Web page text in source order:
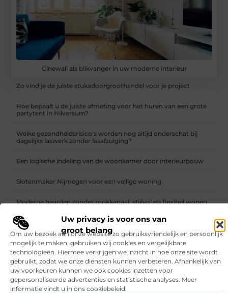
Uw privacy is voor ons van
groot belang
Om uw bezoek aan onze website zo gebruiksvriendelijk en persoonlijk
mogelijk te maken, gebruiken wij cookies en vergelijkbare
technologieën. Hiermee verkrijgen we inzicht in hoe onze site wordt
gebruikt, zodat we onze diensten kunnen verbeteren. Afhankelijk van
uw voorkeuren kunnen we ook cookies inzetten voor
gepersonaliseerde advertenties en statistische analyses. Meer
informatie vindt u in ons cookiebeleid.
Cinewall als blikvanger in uw moderne interieur
Zo vind je de juiste stukadoorgroothandel voor je project
Hoe bepaalt u de juiste afmeting voor het huren van een grote
partytent in Hilversum?
Welke gezondheidsrisico's worden nog altijd onderschat bij
dagelijks laswerk zonder lasafzuiging?
Een logische indeling van de woonkamer door interieurbouw
Slotenmaker Nijmegen voor een veilige woning
Moderne haarden zonder rookkanaal: stijlvol en flexibel wonen
CATEGORIEËN
Aanbiedingen(113) Adverteren(3)
Alarmsysteem(6) Auto’s en Motoren(29)
Banen en opleidingen(11) Beauty en verzorging (6)